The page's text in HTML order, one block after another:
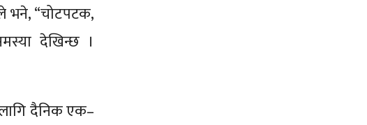
भने, “चोटपटक,
देखिन्छ ।
दैनिक एक–